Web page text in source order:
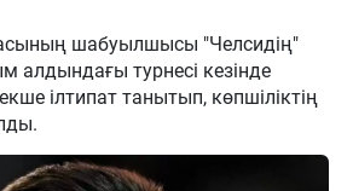
шабуылшысы "Челсидің"
алдындағы турнесі кезінде
ілтипат танытып, көпшіліктің